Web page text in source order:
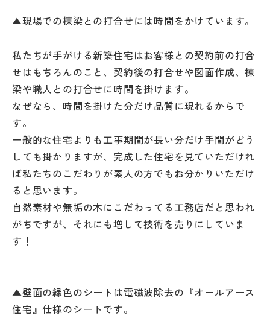
▲現場での棟梁との打合せには時間をかけています。
私たちが手がける新築住宅はお客様との契約前の打合
せはもちろんのこと、契約後の打合せや図面作成、棟
梁や職人との打合せに時間を掛けます。
なぜなら、時間を掛けた分だけ品質に現れるからで
す。
一般的な住宅よりも工事期間が長い分だけ手間がどう
しても掛かりますが、完成した住宅を見ていただけれ
ば私たちのこだわりが素人の方でもお分かりいただけ
ると思います。
自然素材や無垢の木にこだわってる工務店だと思われ
がちですが、それにも増して技術を売りにしていま
す！
▲壁面の緑色のシートは電磁波除去の『オールアース
住宅』仕様のシートです。